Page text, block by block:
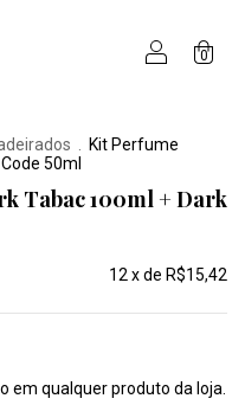
0
Kit Perfume
50ml
Tabac 100ml + Dark
12 x de R$15,42
em qualquer produto da loja.